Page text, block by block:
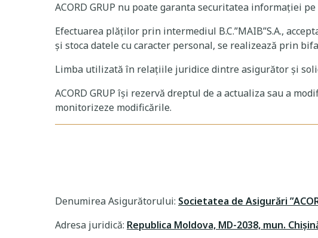
ACORD GRUP nu poate garanta securitatea informației
Efectuarea plăților prin intermediul B.C.”MAIB”S.A.,
și stoca datele cu caracter personal, se realizează prin
Limba utilizată în relațiile juridice dintre asigurător și
ACORD GRUP își rezervă dreptul de a actualiza sau a
monitorizeze modificările.
Denumirea Asigurătorului: Societatea de Asigurări
Adresa juridică: Republica Moldova, MD-2038, mun.